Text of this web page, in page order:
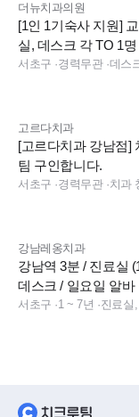
더뉴치과의원
[1인 1기숙사 지원] 교정과 진료
실, 데스크 각 TO 1
서초구 ·경력무관·
고르다치과
[고르다치과 강남점]
팀 구인합니다.
서초구 ·경력무관·
강남레옹치과
강남역 3분 / 진료실
데스크 / 일요일 알바
서초구 ·1 ~ 7년 ·